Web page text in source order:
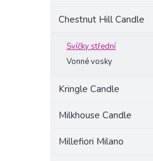
Chestnut Hill Candle
Svíčky střední
Vonné vosky
Kringle Candle
Milkhouse Candle
Millefiori Milano